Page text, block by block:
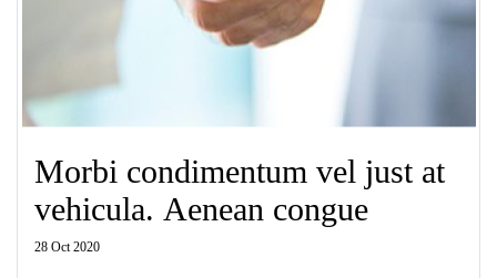
Morbi condimentum vel just at
vehicula. Aenean congue
28 Oct 2020